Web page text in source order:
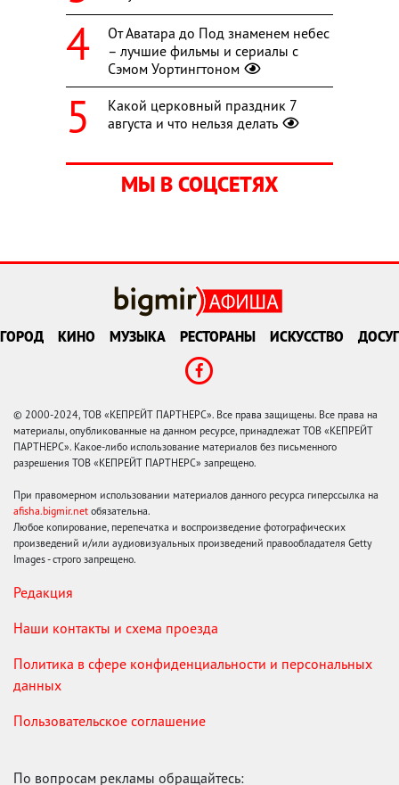
От Аватара до Под знаменем небес
– лучшие фильмы и сериалы с
Сэмом Уортингтоном
Какой церковный праздник 7
августа и что нельзя делать
МЫ В СОЦСЕТЯХ
ГОРОД КИНО МУЗЫКА РЕСТОРАНЫ ИСКУССТВО ДОСУГ
© 2000-2024, ТОВ «КЕПРЕЙТ ПАРТНЕРС». Все права защищены. Все права на
материалы, опубликованные на данном ресурсе, принадлежат ТОВ «КЕПРЕЙТ
ПАРТНЕРС». Какое-либо использование материалов без письменного
разрешения ТОВ «КЕПРЕЙТ ПАРТНЕРС» запрещено.
При правомерном использовании материалов данного ресурса гиперссылка на
afisha.bigmir.net обязательна.
Любое копирование, перепечатка и воспроизведение фотографических
произведений и/или аудиовизуальных произведений правообладателя Getty
Images - строго запрещено.
Редакция
Наши контакты и схема проезда
Политика в сфере конфиденциальности и персональных
данных
Пользовательское соглашение
По вопросам рекламы обращайтесь: